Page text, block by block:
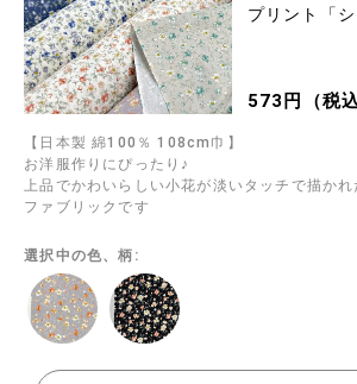
プリント「シ
573円（税
【日本製 綿100％ 108cm巾】
お洋服作りにぴったり♪
上品でかわいらしい小花が淡いタッチで描か
ファブリックです
選択中の色、柄: